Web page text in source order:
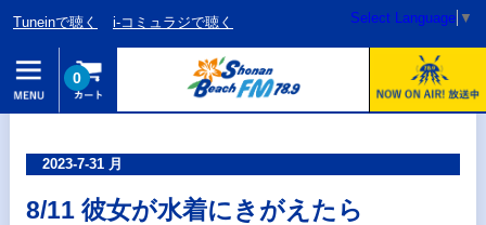
Tuneinで聴く i-コミュラジで聴く Select Language ▼
0
2023-7-31 月
8/11 彼女が水着にきがえたら